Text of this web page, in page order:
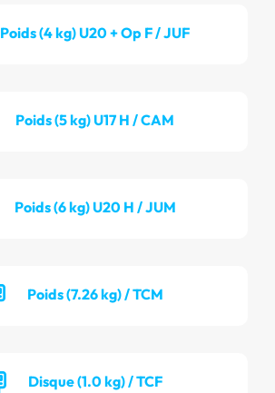
Poids (4 kg) U20 + Op F / JUF
Poids (5 kg) U17 H / CAM
Poids (6 kg) U20 H / JUM
Poids (7.26 kg) / TCM
Disque (1.0 kg) / TCF